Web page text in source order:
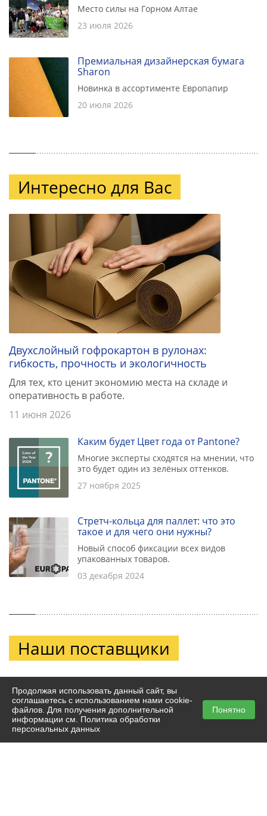
Место силы на Горном Алтае
23 июля 2026
Премиальная дизайнерская бумага
Sharon
Новинка в ассортименте Европапир
20 июля 2026
Интересно для Вас
Двухслойный гофрокартон в рулонах:
гибкость, прочность и экологичность
Для тех, кто ценит экономию места на складе и
оперативность в работе.
11 июня 2026
Каким будет Цвет года от Pantone?
Многие эксперты сходятся на мнении, что
это будет один из зелёных оттенков.
27 ноября 2025
Стретч-кольца для паллет: что это
такое и для чего они нужны?
Новый способ фиксации всех видов
упакованных товаров.
03 декабря 2024
Наши поставщики
Продолжая использовать данный сайт, вы
соглашаетесь с использованием нами cookie-
файлов. Для получения дополнительной
информации см. Политика обработки
персональных данных
Понятно